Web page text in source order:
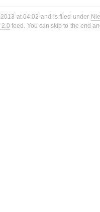
at 04:02 and is filed under
2.0 feed. You can skip to the end